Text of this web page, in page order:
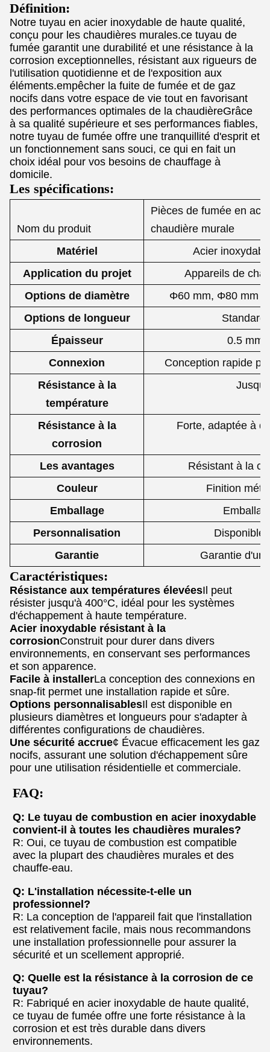
Définition:
Notre tuyau en acier inoxydable de haute qualité,
conçu pour les chaudières murales.ce tuyau de
fumée garantit une durabilité et une résistance à la
corrosion exceptionnelles, résistant aux rigueurs de
l'utilisation quotidienne et de l'exposition aux
éléments.empêcher la fuite de fumée et de gaz
nocifs dans votre espace de vie tout en favorisant
des performances optimales de la chaudièreGrâce
à sa qualité supérieure et ses performances fiables,
notre tuyau de fumée offre une tranquillité d'esprit et
un fonctionnement sans souci, ce qui en fait un
choix idéal pour vos besoins de chauffage à
domicile.
Les spécifications:
Nom du produit
Pièces de fumée en
chaudière murale
Matériel
Acier
Application du projet
Appareils de
Options de diamètre
Φ60 mm, Φ80 mm
Options de longueur
Épaisseur
0.5 mm
Connexion
Conception rapide
Résistance à la
température
Résistance à la
corrosion
Forte, adaptée à
Les avantages
Résistant à la
Couleur
Finition
Emballage
Personnalisation
Disponible
Garantie
Garantie d'un
Caractéristiques:
Résistance aux températures élevéesIl peut
résister jusqu'à 400°C, idéal pour les systèmes
d'échappement à haute température.
Acier inoxydable résistant à la
corrosionConstruit pour durer dans divers
environnements, en conservant ses performances
et son apparence.
Facile à installerLa conception des connexions en
snap-fit permet une installation rapide et sûre.
Options personnalisablesIl est disponible en
plusieurs diamètres et longueurs pour s'adapter à
différentes configurations de chaudières.
Une sécurité accrue¢ Évacue efficacement les gaz
nocifs, assurant une solution d'échappement sûre
pour une utilisation résidentielle et commerciale.
FAQ:
Q: Le tuyau de combustion en acier inoxydable
convient-il à toutes les chaudières murales?
R: Oui, ce tuyau de combustion est compatible
avec la plupart des chaudières murales et des
chauffe-eau.
Q: L'installation nécessite-t-elle un
professionnel?
R: La conception de l'appareil fait que l'installation
est relativement facile, mais nous recommandons
une installation professionnelle pour assurer la
sécurité et un scellement approprié.
Q: Quelle est la résistance à la corrosion de ce
tuyau?
R: Fabriqué en acier inoxydable de haute qualité,
ce tuyau de fumée offre une forte résistance à la
corrosion et est très durable dans divers
environnements.